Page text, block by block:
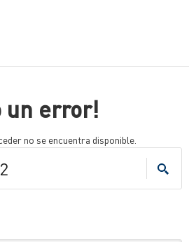
un error!
no se encuentra disponible.